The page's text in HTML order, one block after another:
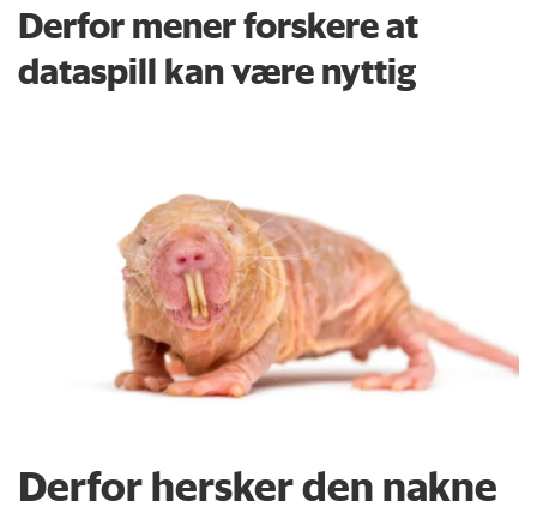
Derfor mener forskere at
dataspill kan være nyttig
Derfor hersker den nakne